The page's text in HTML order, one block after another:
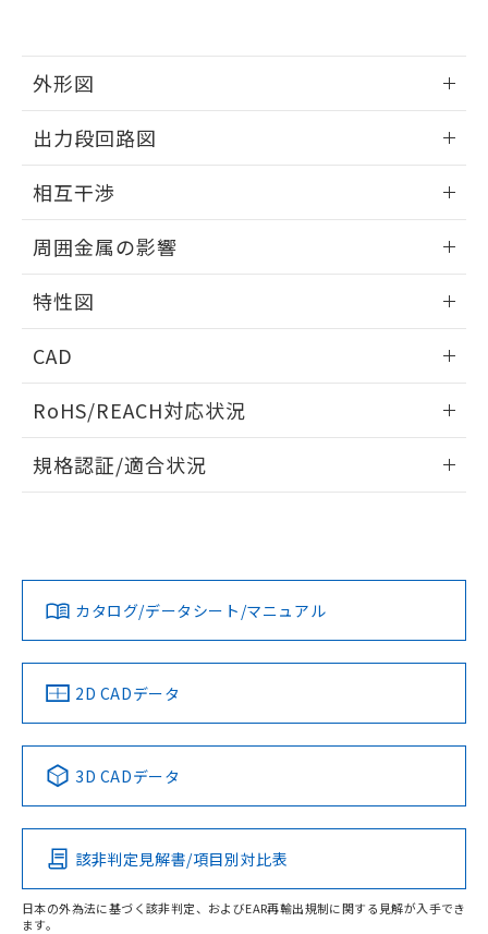
外形図
外形図
出力段回路図
出力段回路図
タイムチャート
相互干渉
相互干渉
A: 300mm以上、B: 200mm以上
周囲金属の影響
周囲金属の影響
以上、n: 90mm以上
特性図
検出物体の大きさと材質による影響
CAD
ドすることができます。
ログイン/会員登録
ダウンロードデータをご利用いただく前に、以下を必ずお読
みください。
ソフトウェアの使用条件
RoHS/REACH対応状況
EU RoHS 注意事項・凡例
対応済み
中国 RoHS 注意事項・凡例
Pb Hg Cd Cr(VI)
O
規格認証/適合状況
LR型式承認
（イギリス
船舶規格）
DNV型式承認
（ノルウェー
BV型式承認
（フランス
KR型式
（韓国
No No No No
この製品の規格認証/適合状況ページへ
その他の認証はこちらのページからご検索ください
カタログ/データシート/マニュアル
2D CADデータ
3D CADデータ
該非判定見解書/項目別対比表
日本の外為法に基づく該非判定、およびEAR再輸出規制に関する見解が入手でき
ます。
※当社の共同利用者とは、"個人情報
の共同利用に関して"
用者の範囲」に記載されている法人を
とができます。
EU RoHS指令（10物質）の非含有証明書
51物質の非含有証明書（当社基準）
※本証明書は発行日時点で非含有を証明す
ものではありません。
また、RoHS指令のフタル酸エステル類４
物質の対応では、対応完了までの期間は出
欄に対応日を記載しておりました。
既に当社にて対応品への在庫切替を完了
していることから、特段のことがない限
す。